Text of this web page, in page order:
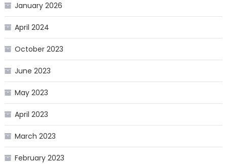
January 2026
April 2024
October 2023
June 2023
May 2023
April 2023
March 2023
February 2023